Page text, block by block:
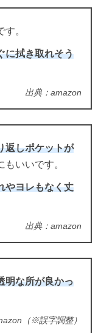
す。
に拭き取れそう
出典：amazon
返しポケットが
いいです。
やヨレもなく丈
出典：amazon
明な所が良かっ
（※誤字調整）